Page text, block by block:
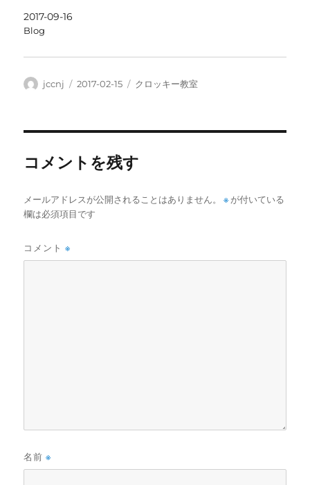
2017-09-16
Blog
投
jccnj
投
2017-02-15
カ
クロッキー教室
コメントを残す
メールアドレスが公開されることはありません。 ※が付いている
欄は必須項目です
コメント※
名前※